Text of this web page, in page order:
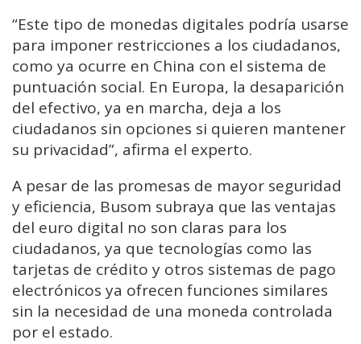
“Este tipo de monedas digitales podría usarse
para imponer restricciones a los ciudadanos,
como ya ocurre en China con el sistema de
puntuación social. En Europa, la desaparición
del efectivo, ya en marcha, deja a los
ciudadanos sin opciones si quieren mantener
su privacidad”, afirma el experto.
A pesar de las promesas de mayor seguridad
y eficiencia, Busom subraya que las ventajas
del euro digital no son claras para los
ciudadanos, ya que tecnologías como las
tarjetas de crédito y otros sistemas de pago
electrónicos ya ofrecen funciones similares
sin la necesidad de una moneda controlada
por el estado.